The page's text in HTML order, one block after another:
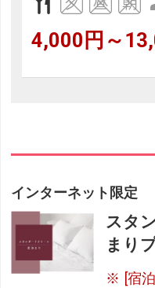
4,000円～
インターネット限定
スタ
まり
[宿